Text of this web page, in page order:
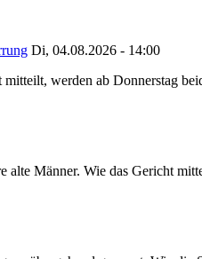
Di, 04.08.2026 - 14:00
werden ab Donnerstag
Männer. Wie das Gericht